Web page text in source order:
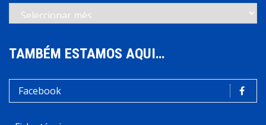
Arquivo
TAMBÉM ESTAMOS AQUI…
Facebook